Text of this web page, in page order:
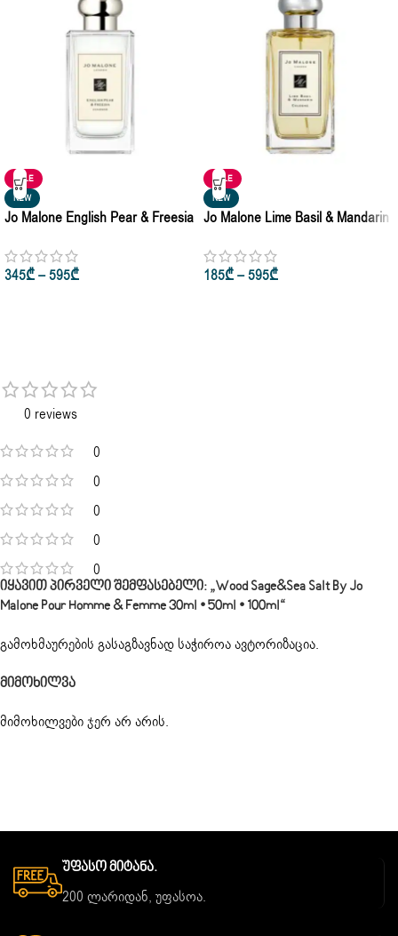
SALE
NEW
Jo Malone English Pear & Freesia
• 100ml
345₾–595₾
SALE
NEW
Jo Malone Lime Basil & Mandarin
50ml • 100ml
185₾–595₾
0 reviews
0
0
0
0
0
Მიმოხილვა
მიმოხილვები ჯერ არ არის.
Იყავით Პირველი Შემფასებელი: „Wood Sage&Sea Salt By Jo
Malone Pour Homme & Femme 30ml • 50ml • 100ml“
გამოხმაურების გასაგზავნად საჭიროაავტორიზაცია.
Უფასო Მიტანა.
200 ლარიდან, უფასოა.